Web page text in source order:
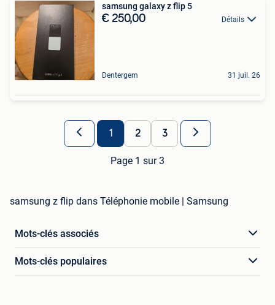
samsung galaxy z flip 5
€ 250,00 Détails
Dentergem 31 juil. 26
1 2 3
Page 1 sur 3
samsung z flip dans Téléphonie mobile | Samsung
Mots-clés associés
Mots-clés populaires